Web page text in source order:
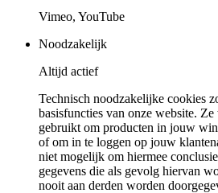
Vimeo, YouTube
Noodzakelijk
Altijd actief
Technisch noodzakelijke cookies
basisfuncties van onze website.
gebruikt om producten in jouw
of om in te loggen op jouw
niet mogelijk om hiermee
gegevens die als gevolg hiervan
nooit aan derden worden